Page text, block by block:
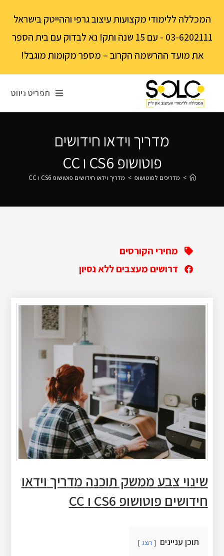
המכללה ללימודי מקצועות עיצוב גרפי וההייטק בישראל
03-6202111 - עם 15 שנה ותק! נא לבדוק עם בית הספר
את מועד ההרשמה הקרוב – מספר מקומות מוגבל!
תפריט ניווט
מדריך וידאו חידושים
פוטושופ CS6 ו CC
> מדריכים לפוטושופ > מדריך וידאו חידושים פוטושופ CS6 ו CC
מחירי הקורסים
דרושים מעצבים ללא נסיון
שינוי צבע ממשק תוכנה מדריך וידאו
חידושים פוטושופ CS6 ו CC
תוכן עניינים הצג